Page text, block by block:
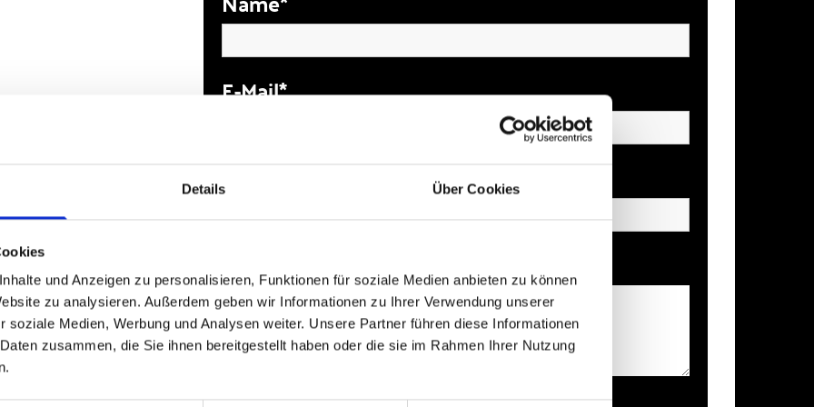
Details Über Cookies
und Anzeigen zu personalisieren, Funktionen für soziale Medien anbieten zu können
zu analysieren. Außerdem geben wir Informationen zu Ihrer Verwendung unserer
soziale Medien, Werbung und Analysen weiter. Unsere Partner führen diese Informationen
zusammen, die Sie ihnen bereitgestellt haben oder die sie im Rahmen Ihrer Nutzung
E-Mail*
Telefon
Deine Nachricht an uns